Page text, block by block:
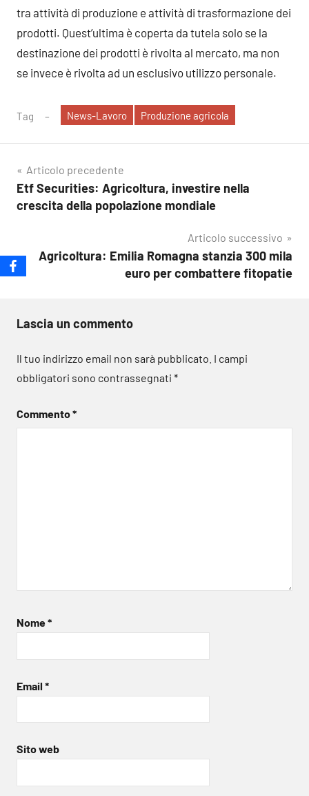
tra attività di produzione e attività di trasformazione dei
prodotti. Quest’ultima è coperta da tutela solo se la
destinazione dei prodotti è rivolta al mercato, ma non
se invece è rivolta ad un esclusivo utilizzo personale.
Tag News-Lavoro Produzione agricola
Navigazione
articoli
Articolo precedente
Etf Securities: Agricoltura, investire nella
crescita della popolazione mondiale
Articolo successivo
Agricoltura: Emilia Romagna stanzia 300 mila
euro per combattere fitopatie
Lascia un commento
Il tuo indirizzo email non sarà pubblicato. I campi
obbligatori sono contrassegnati *
Commento*
Nome*
Email *
Sito web